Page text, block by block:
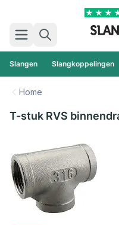
Zoek
Slangen Slangkoppelingen
Home
T-stuk RVS